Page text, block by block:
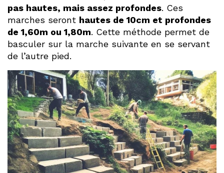
pas hautes, mais assez profondes. Ces
marches seront hautes de 10cm et profondes
de 1,60m ou 1,80m. Cette méthode permet de
basculer sur la marche suivante en se servant
de l’autre pied.